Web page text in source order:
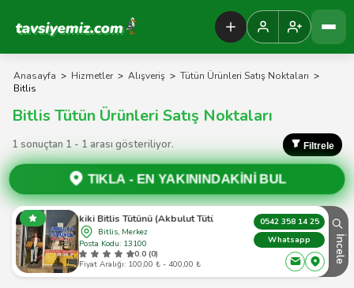
Tavsiyemiz Anasayfa
Anasayfa > Hizmetler > Alışveriş > Tütün Ürünleri Satış Noktaları >
Bitlis
Bitlis Tütün Ürünleri Satış Noktaları
1 sonuçtan 1 - 1 arası gösteriliyor. Filtrele
TIKLA -EN YAKININDAKİNİ BUL
Hakiki Bitlis Tütünü (Akbulut Tütüncü)
Bitlis, Merkez
Posta Kodu: 13100
0.0 (0)
Fiyat Aralığı: 100,00 ₺ - 400,00 ₺
0542 358 14 25
Whatsapp
İncele